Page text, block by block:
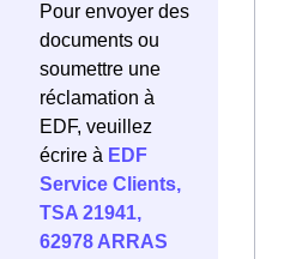
Pour envoyer des
documents ou
soumettre une
réclamation à
EDF, veuillez
écrire à EDF
Service Clients,
TSA 21941,
62978 ARRAS